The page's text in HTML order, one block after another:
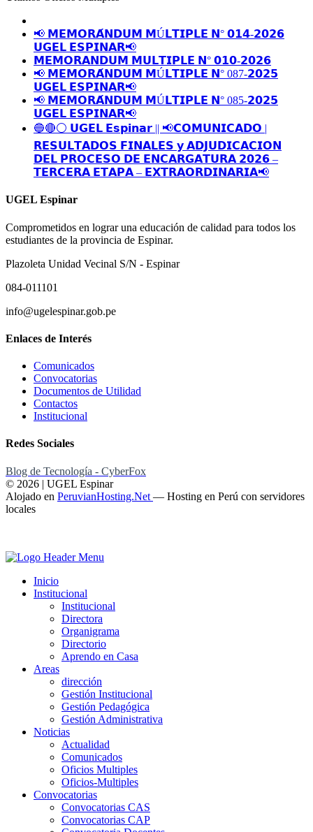
📢 𝗠𝗘𝗠𝗢𝗥𝗔́𝗡𝗗𝗨𝗠 𝗠Ú𝗟𝗧𝗜𝗣𝗟𝗘 𝗡° 𝟬𝟭𝟰-𝟮𝟬𝟮𝟲
𝗨𝗚𝗘𝗟 𝗘𝗦𝗣𝗜𝗡𝗔𝗥📢
𝗠𝗘𝗠𝗢𝗥𝗔𝗡𝗗𝗨𝗠 𝗠𝗨𝗟𝗧𝗜𝗣𝗟𝗘 𝗡° 𝟬𝟭𝟬-𝟮𝟬𝟮𝟲
📢 𝗠𝗘𝗠𝗢𝗥𝗔́𝗡𝗗𝗨𝗠 𝗠Ú𝗟𝗧𝗜𝗣𝗟𝗘 𝗡° 087-𝟮𝟬𝟮𝟱
𝗨𝗚𝗘𝗟 𝗘𝗦𝗣𝗜𝗡𝗔𝗥📢
📢 𝗠𝗘𝗠𝗢𝗥𝗔́𝗡𝗗𝗨𝗠 𝗠Ú𝗟𝗧𝗜𝗣𝗟𝗘 𝗡° 085-𝟮𝟬𝟮𝟱
𝗨𝗚𝗘𝗟 𝗘𝗦𝗣𝗜𝗡𝗔𝗥📢
🔵🔴⚪️ 𝗨𝗚𝗘𝗟 𝗘𝘀𝗽𝗶𝗻𝗮𝗿 || 📢𝗖𝗢𝗠𝗨𝗡𝗜𝗖𝗔𝗗𝗢 |
𝗥𝗘𝗦𝗨𝗟𝗧𝗔𝗗𝗢𝗦 𝗙𝗜𝗡𝗔𝗟𝗘𝗦 𝘆 𝗔𝗗𝗝𝗨𝗗𝗜𝗖𝗔𝗖𝗜𝗢𝗡
𝗗𝗘𝗟 𝗣𝗥𝗢𝗖𝗘𝗦𝗢 𝗗𝗘 𝗘𝗡𝗖𝗔𝗥𝗚𝗔𝗧𝗨𝗥𝗔 𝟮𝟬𝟮𝟲 –
𝗧𝗘𝗥𝗖𝗘𝗥𝗔 𝗘𝗧𝗔𝗣𝗔 – 𝗘𝗫𝗧𝗥𝗔𝗢𝗥𝗗𝗜𝗡𝗔𝗥𝗜𝗔📢
UGEL Espinar
Comprometidos en lograr una educación de calidad para todos los
estudiantes de la provincia de Espinar.
Plazoleta Unidad Vecinal S/N - Espinar
084-011101
info@ugelespinar.gob.pe
Enlaces de Interés
Comunicados
Convocatorias
Documentos de Utilidad
Contactos
Institucional
Redes Sociales
Blog de Tecnología - CyberFox
© 2026 | UGEL Espinar
Alojado en PeruvianHosting.Net — Hosting en Perú con servidores
locales
Inicio
Institucional
Institucional
Directora
Organigrama
Directorio
Aprendo en Casa
Areas
dirección
Gestión Institucional
Gestión Pedagógica
Gestión Administrativa
Noticias
Actualidad
Comunicados
Oficios Multiples
Oficios-Multiples
Convocatorias
Convocatorias CAS
Convocatorias CAP